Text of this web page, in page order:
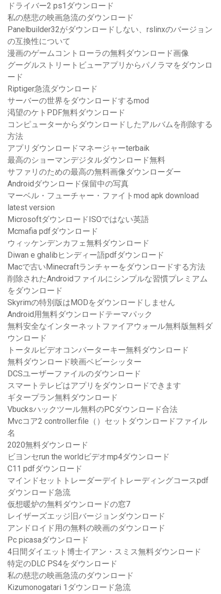
ドライバー2 ps1ダウンロード
私の慈悲の映画急流のダウンロード
Panelbuilder32がダウンロードしない、rslinxのバージョン
の互換性について
漫画のゲームコントローラの無料ダウンロード画像
グーグルストリートビューアプリからパノラマをダウンロ
ード
Riptiger急流ダウンロード
サーバーの世界をダウンロードするmod
渇望のケトPDF無料ダウンロード
コンピューターからダウンロードしたアルバムを削除する
方法
アプリダウンロードマネージャーterbaik
最高のショーマンデジタルダウンロード無料
サファリのための最高の無料画像ダウンローダー
Androidダウンロード保留中の写真
マーベル・フューチャー・ファイトmod apk download
latest version
MicrosoftダウンロードISOではない英語
Mcmafia pdfダウンロード
ウィッケンデンカフェ無料ダウンロード
Diwan e ghalibヒンディー語pdfダウンロード
Macで古いMinecraftランチャーをダウンロードする方法
削除されたAndroidファイルにシンプルな習慣プレミアム
をダウンロード
Skyrimの特別版はMODをダウンロードしません
Android用無料ダウンロードテーマパック
無料安全なインターネットファイアウォール無料版無料ダ
ウンロード
トータルビデオコンバーターキー無料ダウンロード
無料ダウンロード映画ベビーシッター
DCSユーザーファイルのダウンロード
スマートテレビはアプリをダウンロードできます
ギタープラン無料ダウンロード
Vbucksハックツール無料のPCダウンロード合法
Mvcコア2 controller.file（）セットダウンロードファイル
名
2020無料ダウンロード
ビヨンセrun the worldビデオmp4ダウンロード
C11 pdfダウンロード
マインドセットトレーダーデイトレーディングコースpdf
ダウンロード急流
仮想暖炉の無料ダウンロードの窓7
レイザーズエッジ旧バージョンダウンロード
アンドロイド用の無料の映画のダウンロード
Pc picasaダウンロード
4日間ダイエット博士イアン・スミス無料ダウンロード
特定のDLC PS4をダウンロード
私の慈悲の映画急流のダウンロード
Kizumonogatari 1ダウンロード急流